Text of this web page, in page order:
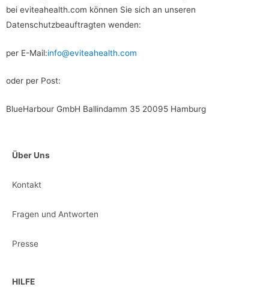
bei eviteahealth.com können Sie sich an unseren
Datenschutzbeauftragten wenden:
per E-Mail:info@eviteahealth.com
oder per Post:
BlueHarbour GmbH Ballindamm 35 20095 Hamburg
Über Uns
Kontakt
Fragen und Antworten
Presse
HILFE